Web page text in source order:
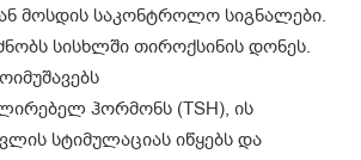
მოსდის საკონტროლო სიგნალები.
სისხლში თიროქსინის დონეს.
ჰორმონს (TSH), ის
სტიმულაციას იწყებს და